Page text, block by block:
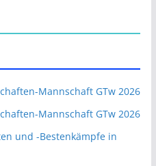
Mannschaft GTw 2026
Mannschaft GTw 2026
und -Bestenkämpfe in